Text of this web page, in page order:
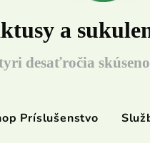
a
desaťročia
Príslušenstvo